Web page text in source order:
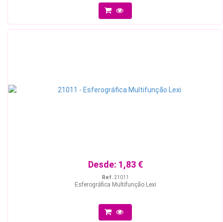
Desde: 1,83 €
Ref. 21011
Esferográfica Multifunção Lexi